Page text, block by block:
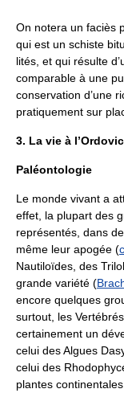
On notera un faciès
qui est un schiste
lités, et qui résulte
comparable à une
conservation d’une
pratiquement sur
3. La vie à
Paléontologie
Le monde vivant a
effet, la plupart des
représentés, dans
même leur apogée (c
Nautiloïdes, des
grande variété (
encore quelques
surtout, les
certainement un
celui des Algues
celui des
plantes